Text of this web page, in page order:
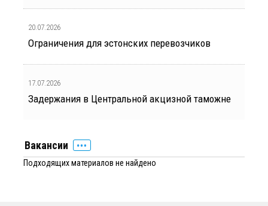
20.07.2026
Ограничения для эстонских перевозчиков
17.07.2026
Задержания в Центральной акцизной таможне
Вакансии
Подходящих материалов не найдено